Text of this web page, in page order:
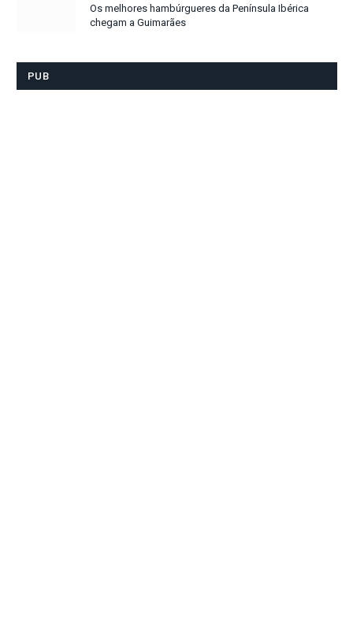
Os melhores hambúrgueres da Península Ibérica
chegam a Guimarães
PUB